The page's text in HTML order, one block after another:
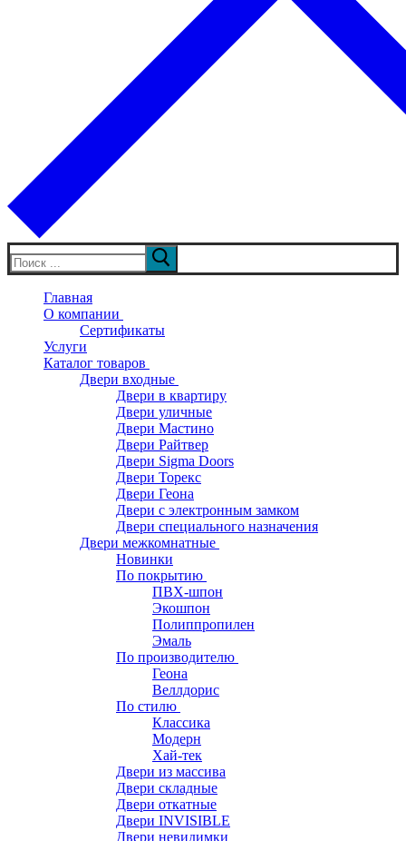
Искать:
Главная
О компании
Сертификаты
Услуги
Каталог товаров
Двери входные
Двери в квартиру
Двери уличные
Двери Мастино
Двери Райтвер
Двери Sigma Doors
Двери Торекс
Двери Геона
Двери с электронным замком
Двери специального назначения
Двери межкомнатные
Новинки
По покрытию
ПВХ-шпон
Экошпон
Полиппропилен
Эмаль
По производителю
Геона
Веллдорис
По стилю
Классика
Модерн
Хай-тек
Двери из массива
Двери складные
Двери откатные
Двери INVISIBLE
Двери невидимки